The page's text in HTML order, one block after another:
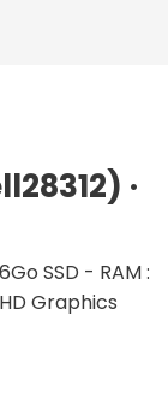
·
SSD - RAM :
Graphics